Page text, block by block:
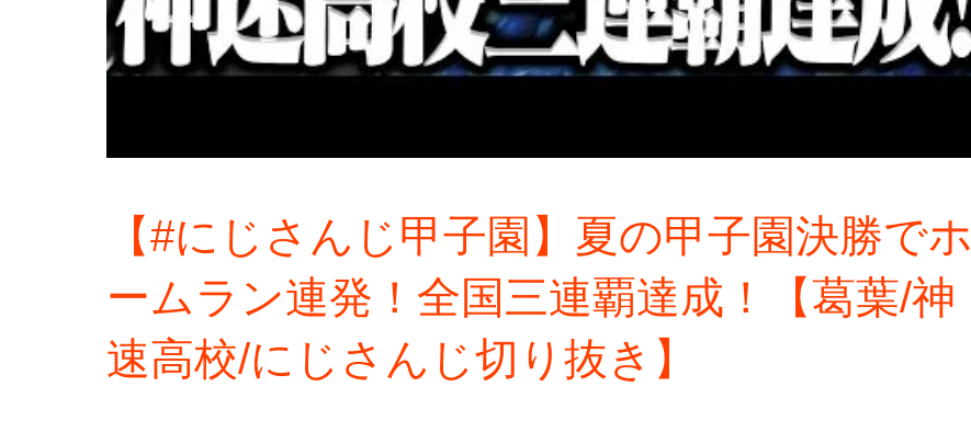
【#にじさんじ甲子園】夏の甲子園決勝でホ
ームラン連発！全国三連覇達成！【葛葉/神
速高校/にじさんじ切り抜き】